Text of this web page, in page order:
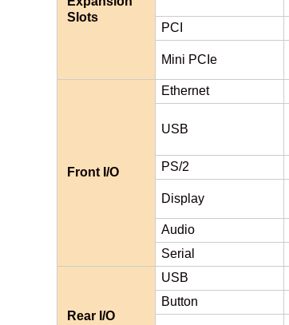
Slots
PCI
Mini PCIe
Front I/O
Ethernet
USB
PS/2
Display
Audio
Serial
Rear I/O
USB
Button